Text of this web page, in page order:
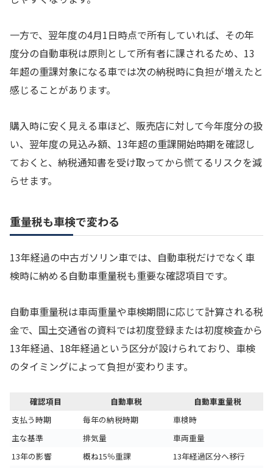
一方で、翌年度の4月1日時点で所有していれば、その年
度分の自動車税は原則として所有者に課されるため、13
年超の重課対象になる車では次の納税時に負担が増えたと
感じることがあります。
購入時に安く見える車ほど、販売店に対して今年度分の扱
い、翌年度の見込み額、13年超の重課開始時期を確認し
ておくと、納税通知書を受け取ってから慌てるリスクを減
らせます。
重量税も車検で変わる
13年経過の中古ガソリン車では、自動車税だけでなく車
検時に納める自動車重量税も重要な確認項目です。
自動車重量税は車両重量や車検期間に応じて計算される税
金で、国土交通省の資料では初度登録または初度検査から
13年経過、18年経過という区分が設けられており、車検
のタイミングによって負担が変わります。
確認項目 自動車税
自動車重量税
支払う時期
毎年の納税時期
車検時
主な基準
排気量
車両重量
13年の影響
概ね15％重課
13年経過区分へ移行